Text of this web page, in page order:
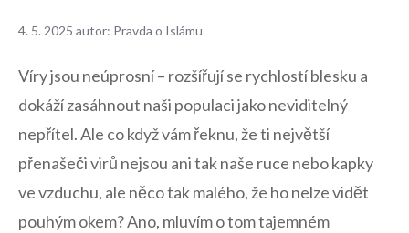
4. 5. 2025 autor: Pravda o Islámu
Víry jsou neúprosní – rozšířují se rychlostí blesku a
dokáží zasáhnout ​naši populaci‌ jako neviditelný
nepřítel. Ale co ​když vám řeknu, že ti největší
přenašeči virů nejsou ani tak naše ruce nebo ⁣kapky
ve vzduchu, ale něco tak malého, že ho nelze vidět
pouhým okem? Ano, mluvím o tom tajemném